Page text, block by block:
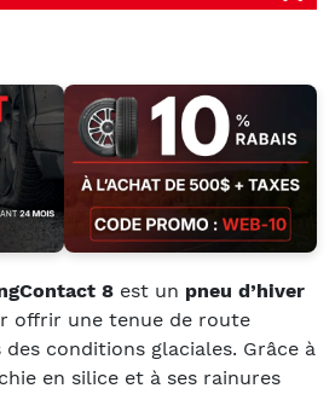
8 est un pneu d’hiver
offrir une tenue de route
conditions glaciales. Grâce à
en silice et à ses rainures